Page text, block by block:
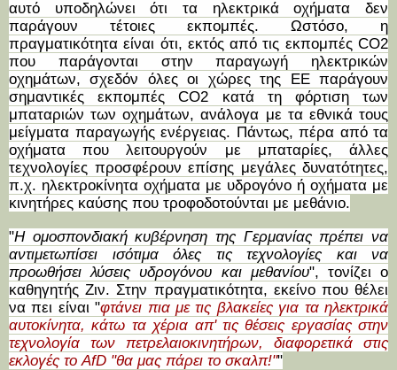
αυτό υποδηλώνει ότι τα ηλεκτρικά οχήματα δεν
παράγουν τέτοιες εκπομπές. Ωστόσο, η
πραγματικότητα είναι ότι, εκτός από τις εκπομπές CO2
που παράγονται στην παραγωγή ηλεκτρικών
οχημάτων, σχεδόν όλες οι χώρες της ΕΕ παράγουν
σημαντικές εκπομπές CO2 κατά τη φόρτιση των
μπαταριών των οχημάτων, ανάλογα με τα εθνικά τους
μείγματα παραγωγής ενέργειας. Πάντως, πέρα από τα
οχήματα που λειτουργούν με μπαταρίες, άλλες
τεχνολογίες προσφέρουν επίσης μεγάλες δυνατότητες,
π.χ. ηλεκτροκίνητα οχήματα με υδρογόνο ή οχήματα με
κινητήρες καύσης που τροφοδοτούνται με μεθάνιο.
"Η ομοσπονδιακή κυβέρνηση της Γερμανίας πρέπει να
αντιμετωπίσει ισότιμα όλες τις τεχνολογίες και να
προωθήσει λύσεις υδρογόνου και μεθανίου", τονίζει ο
καθηγητής Ζιν. Στην πραγματικότητα, εκείνο που θέλει
να πει είναι "φτάνει πια με τις βλακείες για τα ηλεκτρικά
αυτοκίνητα, κάτω τα χέρια απ' τις θέσεις εργασίας στην
τεχνολογία των πετρελαιοκινητήρων, διαφορετικά στις
εκλογές το AfD "θα μας πάρει το σκαλπ!""